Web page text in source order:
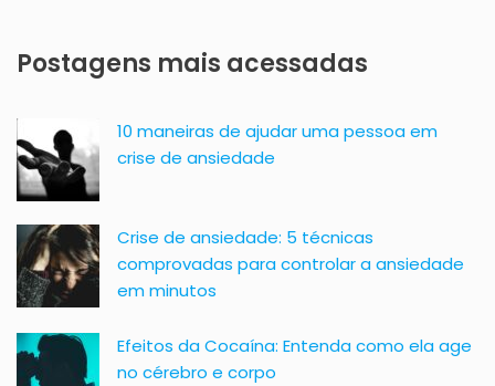
Postagens mais acessadas
10 maneiras de ajudar uma pessoa em
crise de ansiedade
Crise de ansiedade: 5 técnicas
comprovadas para controlar a ansiedade
em minutos
Efeitos da Cocaína: Entenda como ela age
no cérebro e corpo